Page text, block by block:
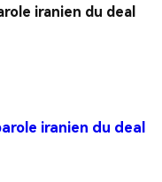
iranien du deal
iranien du deal